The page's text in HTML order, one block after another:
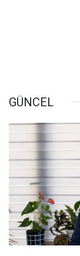
GÜNCEL